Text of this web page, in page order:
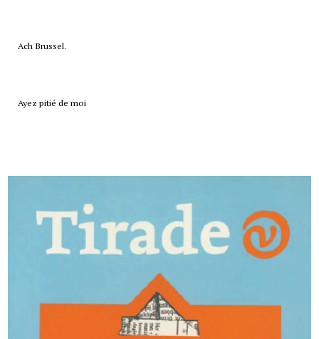
Ach Brussel.
Ayez pitié de moi